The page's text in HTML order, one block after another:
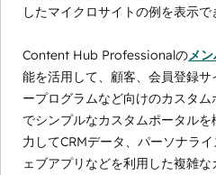
したマイクロサイトの例を表示で
Content Hub Professionalのメン
能を活用して、顧客、会員登録
ープログラムなど向けのカスタ
でシンプルなカスタムポータル
力してCRMデータ、パーソナラ
ェブアプリなどを利用した複雑